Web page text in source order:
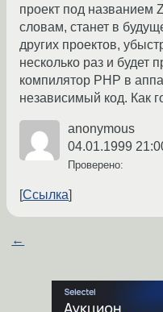
проект под названием
словам, станет в
других проектов,
несколько раз и будет
компилятор PHP в
независимый код. Как
anonymous
04.01.1999
Проверено:
Ссылка
←